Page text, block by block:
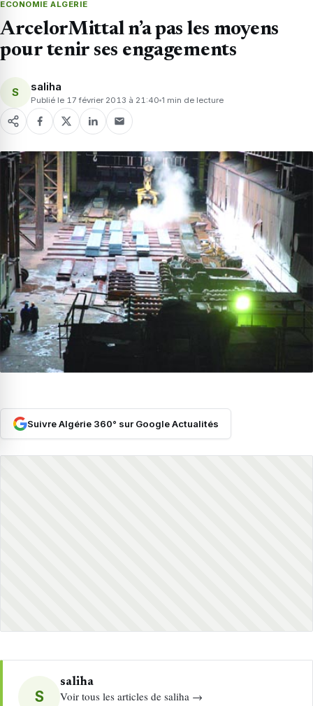
ECONOMIE ALGERIE
ArcelorMittal n’a pas les moyens
pour tenir ses engagements
S saliha
Publié le 17 février 2013 à 21:40 1 min de lecture
Suivre Algérie 360° sur Google Actualités
S
saliha
Voir tous les articles de saliha →